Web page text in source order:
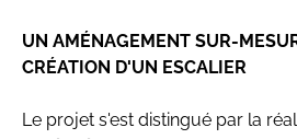
UN AMÉNAGEMENT SUR-
CRÉATION D'UN ESCALIER
Le projet s'est distingué par la